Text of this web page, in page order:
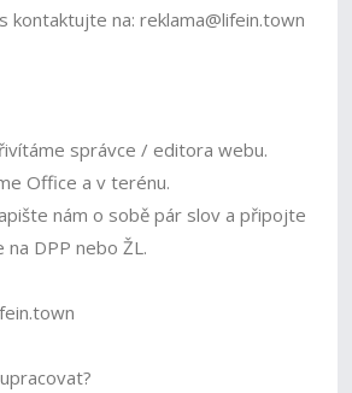
kontaktujte na: reklama@lifein.town
správce / editora webu.
Office a v terénu.
nám o sobě pár slov a připojte
na DPP nebo ŽL.